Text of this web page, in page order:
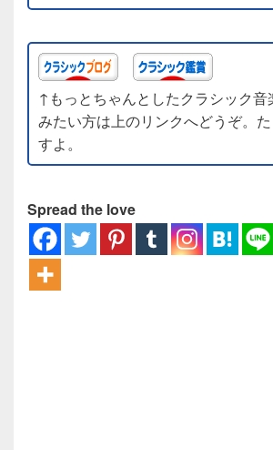
↑もっとちゃんとしたクラシック
みたい方は上のリンクへどうぞ。
すよ。
Spread the love